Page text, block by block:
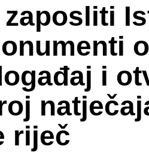
i
riječ